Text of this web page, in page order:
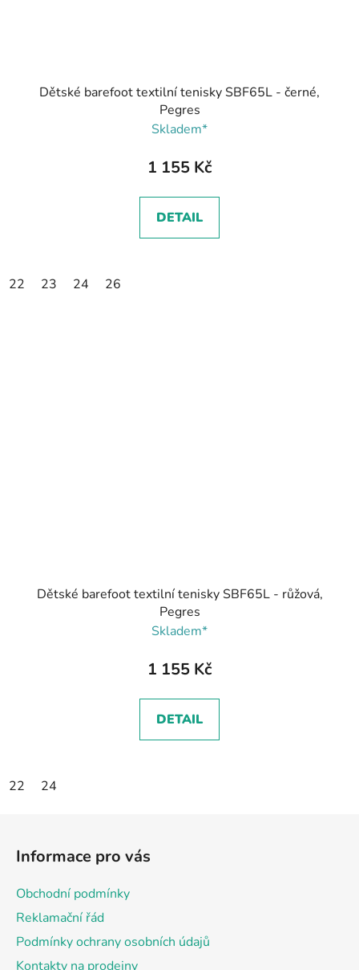
Dětské barefoot textilní tenisky SBF65L - černé,
Pegres
Skladem*
1 155 Kč
DETAIL
22 23 24 26
Dětské barefoot textilní tenisky SBF65L - růžová,
Pegres
Skladem*
1 155 Kč
DETAIL
22 24
Informace pro vás
Obchodní podmínky
Reklamační řád
Podmínky ochrany osobních údajů
Kontakty na prodejny